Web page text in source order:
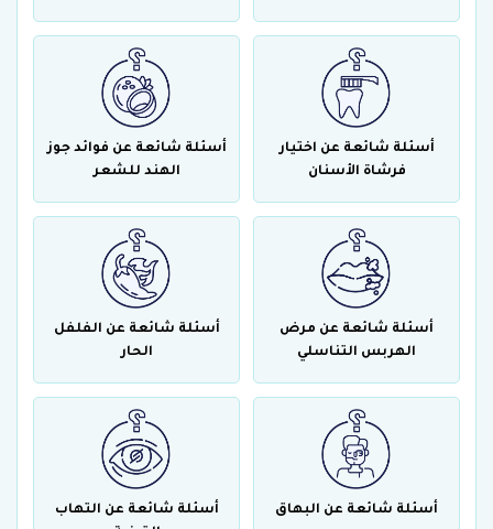
أسئلة شائعة عن اختيار
فرشاة الأسنان
أسئلة شائعة عن فوائد جوز
الهند للشعر
أسئلة شائعة عن مرض
الهربس التناسلي
أسئلة شائعة عن الفلفل
الحار
أسئلة شائعة عن البهاق
أسئلة شائعة عن التهاب